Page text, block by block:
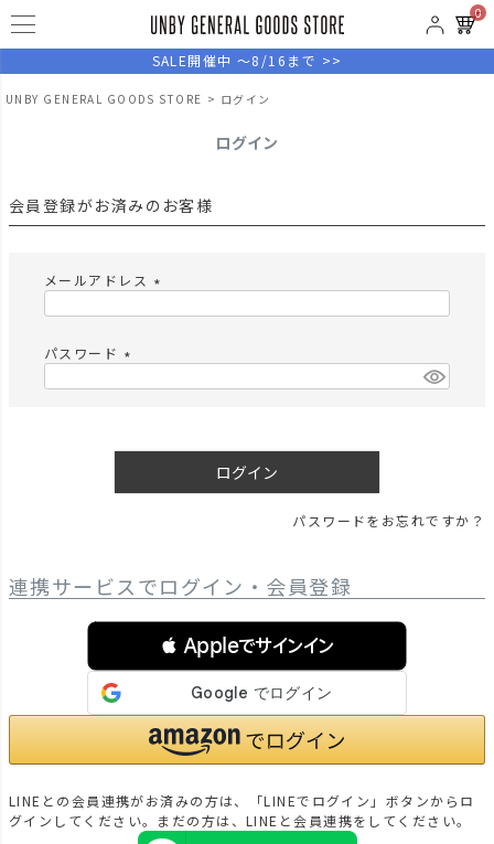
0
SALE開催中 ～8/16まで >>
UNBY GENERAL GOODS STORE ログイン
ログイン
会員登録がお済みのお客様
メールアドレス
)
パスワード
ログイン
パスワードをお忘れですか？
連携サービスでログイン・会員登録
 Appleでサインイン
LINEとの会員連携がお済みの方は、「LINEでログイン」ボタンからロ
グインしてください。まだの方は、LINEと会員連携をしてください。